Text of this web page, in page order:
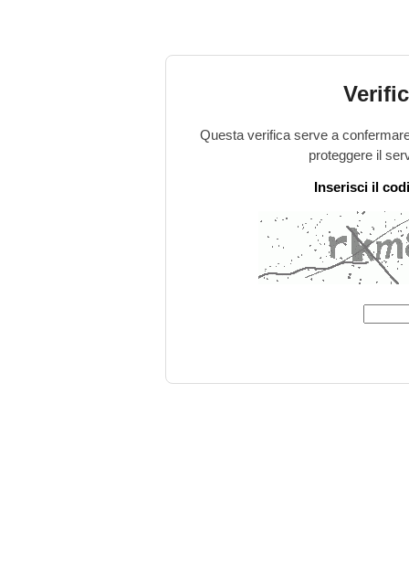
Questa verifica serve a
proteggere il
Inserisci il